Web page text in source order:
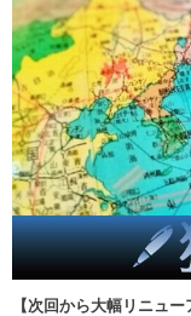
【次回から大幅リニュ